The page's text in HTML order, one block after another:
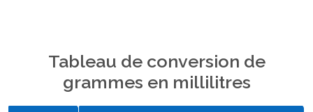
Tableau de conversion de
grammes en millilitres